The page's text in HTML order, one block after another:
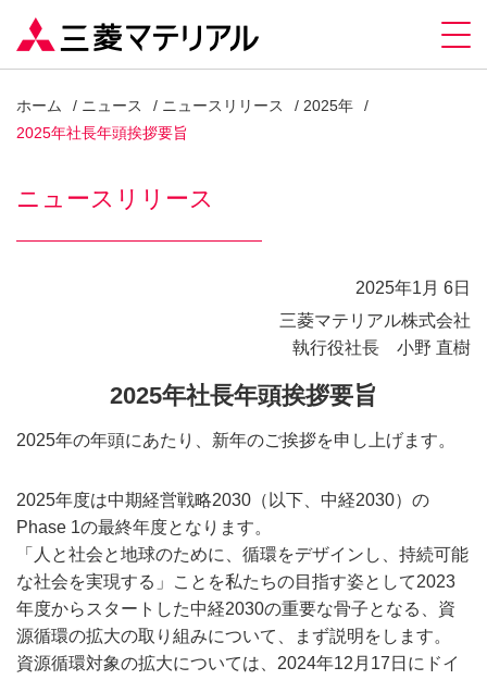
ホーム ニュース ニュースリリース
2025年
2025年社長年頭挨拶要旨
ニュースリリース
2025年1月 6日
三菱マテリアル株式会社
執行役社長 小野 直樹
2025年社長年頭挨拶要旨
2025年の年頭にあたり、新年のご挨拶を申し上げます。
2025年度は中期経営戦略2030（以下、中経2030）の
Phase 1の最終年度となります。
「人と社会と地球のために、循環をデザインし、持続可能
な社会を実現する」ことを私たちの目指す姿として2023
年度からスタートした中経2030の重要な骨子となる、資
源循環の拡大の取り組みについて、まず説明をします。
資源循環対象の拡大については、2024年12月17日にドイ